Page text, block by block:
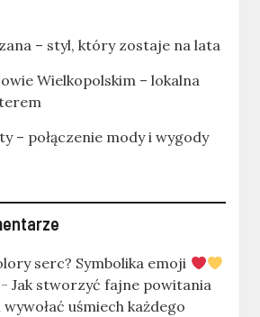
– styl, który zostaje na lata
Wielkopolskim – lokalna
– połączenie mody i wygody
serc? Symbolika emoji
Jak stworzyć fajne powitania
uśmiech każdego